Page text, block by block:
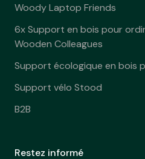
Woody Laptop Friends
6x Support en bois pour
Wooden Colleagues
Support écologique en bois
Support vélo Stood
B2B
Restez informé